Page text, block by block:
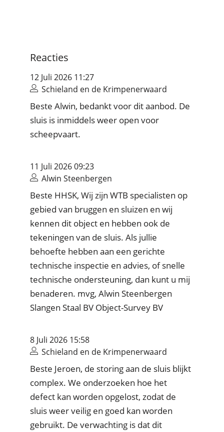
Reacties
12 Juli 2026 11:27
Schieland en de Krimpenerwaard
Beste Alwin, bedankt voor dit aanbod. De
sluis is inmiddels weer open voor
scheepvaart.
11 Juli 2026 09:23
Alwin Steenbergen
Beste HHSK, Wij zijn WTB specialisten op
gebied van bruggen en sluizen en wij
kennen dit object en hebben ook de
tekeningen van de sluis. Als jullie
behoefte hebben aan een gerichte
technische inspectie en advies, of snelle
technische ondersteuning, dan kunt u mij
benaderen. mvg, Alwin Steenbergen
Slangen Staal BV Object-Survey BV
8 Juli 2026 15:58
Schieland en de Krimpenerwaard
Beste Jeroen, de storing aan de sluis blijkt
complex. We onderzoeken hoe het
defect kan worden opgelost, zodat de
sluis weer veilig en goed kan worden
gebruikt. De verwachting is dat dit